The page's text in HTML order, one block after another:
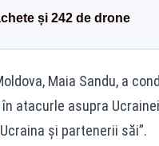
și 242 de drone
Maia Sandu, a
atacurle asupra
și partenerii săi”.